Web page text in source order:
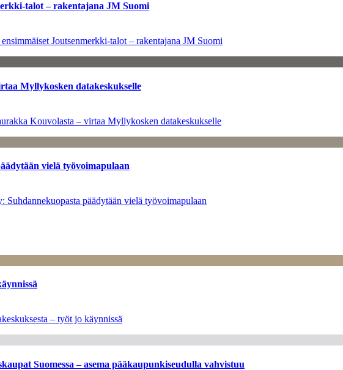
talot – rakentajana JM Suomi
Joutsenmerkki-talot – rakentajana JM Suomi
Myllykosken datakeskukselle
Kouvolasta – virtaa Myllykosken datakeskukselle
vielä työvoimapulaan
päädytään vielä työvoimapulaan
– työt jo käynnissä
Suomessa – asema pääkaupunkiseudulla vahvistuu